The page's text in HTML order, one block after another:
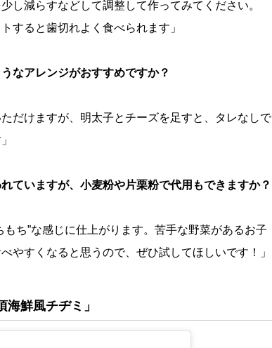
し減らすなどして調整して作ってみてください。
すると歯切れよく食べられます」
なアレンジがおすすめですか？
だけますが、明太子とチーズを足すと、タレなしで
いますが、小麦粉や片栗粉で代用もできますか？
もち”な感じに仕上がります。苦手な野菜があるお子
やすくなると思うので、ぜひ試してほしいです！」
海鮮風チヂミ」